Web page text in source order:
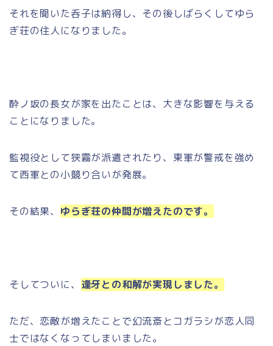
それを聞いた呑子は納得し、その後しばらくしてゆら
ぎ荘の住人になりました。
酔ノ坂の長女が家を出たことは、大きな影響を与える
ことになりました。
監視役として狭霧が派遣されたり、東軍が警戒を強め
て西軍との小競り合いが発展。
その結果、 ゆらぎ荘の仲間が増えたのです。
そしてついに、 逢牙との和解が実現しました。
ただ、恋敵が増えたことで幻流斎とコガラシが恋人同
士ではなくなってしまいました。